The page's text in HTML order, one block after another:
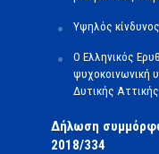
Υψηλός
Ο Ελληνικός
ψυχοκοινωνική
Δυτικής Αττικής
Δήλωση
2018/334